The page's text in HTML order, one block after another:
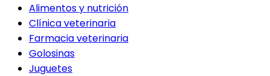
Alimentos y nutrición
Clínica veterinaria
Farmacia veterinaria
Golosinas
Juguetes